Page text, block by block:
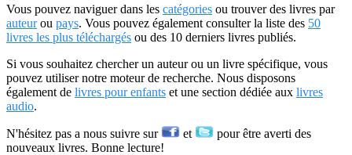
Vous pouvez naviguer dans les catégories ou trouver des livres par
auteurou pays. Vous pouvez également consulter la liste des 50
livres les plus téléchargés ou des 10 derniers livres publiés.
Si vous souhaitez chercher un auteur ou un livre spécifique, vous
pouvez utiliser notre moteur de recherche. Nous disposons
également de livres pour enfants et une section dédiée aux livres
audio.
N'hésitez pas a nous suivre sur et
pour être averti des
nouveaux livres. Bonne lecture!